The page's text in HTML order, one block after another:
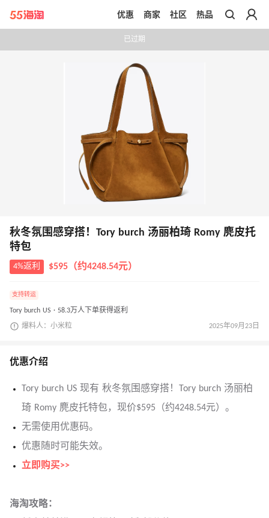
带你去官网买正品
优惠 商家 社区 热品
已过期
秋冬氛围感穿搭！Tory burch 汤丽柏琦 Romy 麂皮托
特包
4%返利 $595（约4248.54元）
支持转运
Tory burch US · 58.3万人下单获得返利
爆料人：小米粒 2025年09月23日
优惠介绍
Tory burch US 现有 秋冬氛围感穿搭！Tory burch 汤丽柏
琦 Romy 麂皮托特包，现价$595（约4248.54元）。
无需使用优惠码。
优惠随时可能失效。
立即购买>>
海淘攻略：